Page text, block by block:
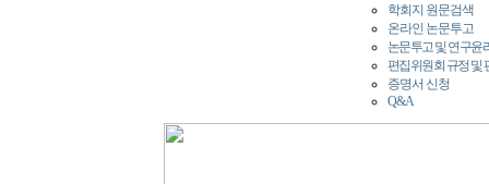
학회지 원문검색
온라인 논문투고
논문투고 및 연구윤
편집위원회 규정 및
증명서 신청
Q&A